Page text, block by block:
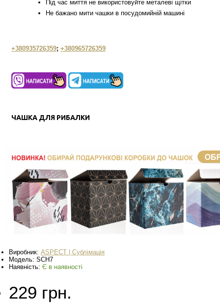
Під час миття не використовуйте металеві щітки
Не бажано мити чашки в посудомийній машині
+380935726359; +380965726359
ЧАШКА ДЛЯ РИБАЛКИ
Виробник: ASPECT | Сублімація
Модель: SCH7
Наявність: Є в наявності
229 грн.